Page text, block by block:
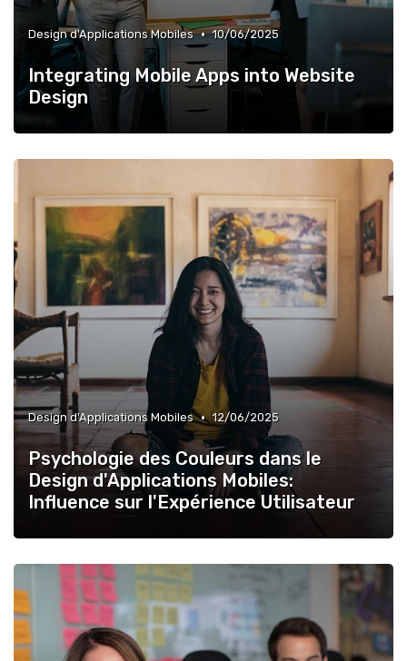
Design d'Applications Mobiles • 10/06/2025
Integrating Mobile Apps into Website
Design
Design d'Applications Mobiles • 12/06/2025
Psychologie des Couleurs dans le
Design d'Applications Mobiles:
Influence sur l'Expérience Utilisateur